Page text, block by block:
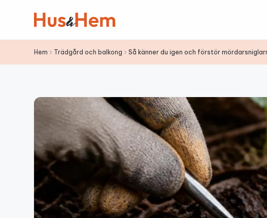
Hem Trädgård och balkong Så känner du igen och förstör